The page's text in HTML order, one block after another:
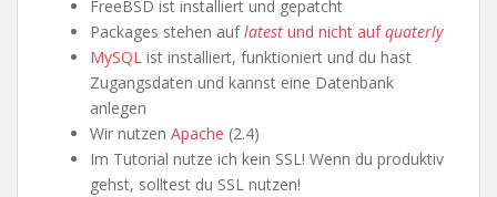
FreeBSD ist installiert und gepatcht
Packages stehen auflatest und nicht aufquaterly
MySQL ist installiert, funktioniert und du hast
Zugangsdaten und kannst eine Datenbank
anlegen
Wir nutzen Apache (2.4)
Im Tutorial nutze ich kein SSL! Wenn du produktiv
gehst, solltest du SSL nutzen!